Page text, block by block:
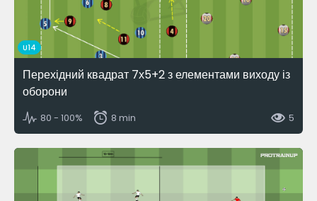
U14
Перехідний квадрат 7х5+2 з елементами виходу із
оборони
80 - 100% 8 min 5